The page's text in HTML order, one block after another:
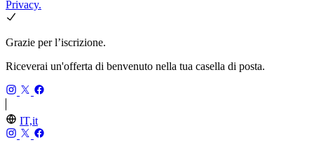
Privacy.
Grazie per l’iscrizione.
Riceverai un'offerta di benvenuto nella tua casella di posta.
IT,it